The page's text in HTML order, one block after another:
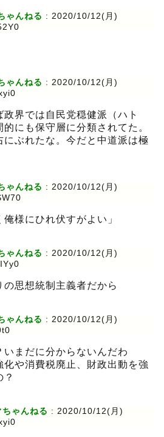
ゃんねる : 2020/10/12(月)
ゃんねる : 2020/10/12(月)
界では自民党穏健派（ハト
にも保守層に分類されてた。
にぶれたな。今だと中道派は極
ゃんねる : 2020/10/12(月)
様にひれ伏すがよい」
ゃんねる : 2020/10/12(月)
の思想統制主義者だから
ゃんねる : 2020/10/12(月)
いまだに分からないんだわ
や消費税廃止、財政出動を強
？
ゃんねる : 2020/10/12(月)